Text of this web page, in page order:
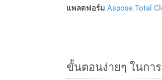
แพลตฟอร์ม Aspose.Total
ขั้นตอนง่ายๆ ในกา